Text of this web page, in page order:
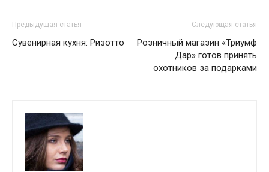
Предыдущая статья
Сувенирная кухня: Ризотто
Следующая статья
Розничный магазин «Триумф
Дар» готов принять
охотников за подарками